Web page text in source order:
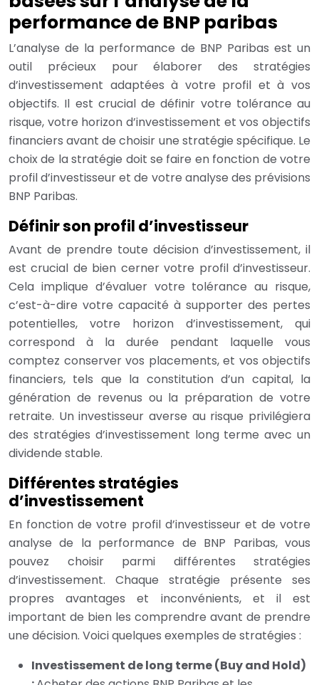
performance de BNP paribas
L’analyse de la performance de BNP Paribas est un
outil précieux pour élaborer des stratégies
d’investissement adaptées à votre profil et à vos
objectifs. Il est crucial de définir votre tolérance au
risque, votre horizon d’investissement et vos objectifs
financiers avant de choisir une stratégie spécifique. Le
choix de la stratégie doit se faire en fonction de votre
profil d’investisseur et de votre analyse des prévisions
BNP Paribas.
Définir son profil d’investisseur
Avant de prendre toute décision d’investissement, il
est crucial de bien cerner votre profil d’investisseur.
Cela implique d’évaluer votre tolérance au risque,
c’est-à-dire votre capacité à supporter des pertes
potentielles, votre horizon d’investissement, qui
correspond à la durée pendant laquelle vous
comptez conserver vos placements, et vos objectifs
financiers, tels que la constitution d’un capital, la
génération de revenus ou la préparation de votre
retraite. Un investisseur averse au risque privilégiera
des stratégies d’investissement long terme avec un
dividende stable.
Différentes stratégies
d’investissement
En fonction de votre profil d’investisseur et de votre
analyse de la performance de BNP Paribas, vous
pouvez choisir parmi différentes stratégies
d’investissement. Chaque stratégie présente ses
propres avantages et inconvénients, et il est
important de bien les comprendre avant de prendre
une décision. Voici quelques exemples de stratégies :
Investissement de long terme (Buy and Hold)